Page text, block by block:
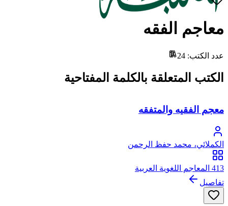
معاجم الفقه
عدد الكتب:
24
الكتب المتعلقة بالكلمة المفتاحية
معجم الفقيه والمتفقه
الكملائي، محمد حفظ الرحمن
413 المعاجم اللغوية العربية
تفاصيل